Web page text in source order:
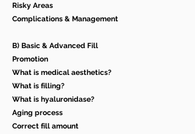
Risky Areas
Complications & Management
B) Basic & Advanced Fill
Promotion
What is medical aesthetics?
What is filling?
What is hyaluronidase?
Aging process
Correct fill amount